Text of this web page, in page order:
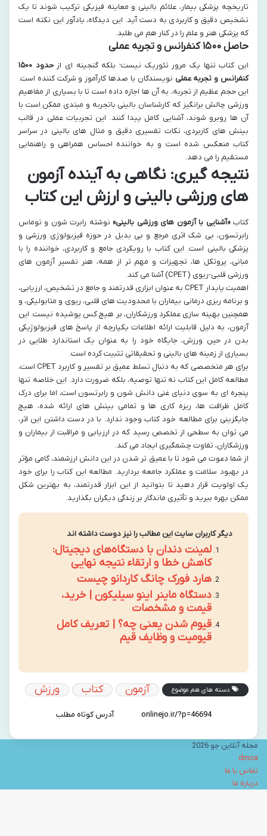
تاریخچه پزشکی بیمار، علائم بالینی و معاینه فیزیکی ترکیب شوند تا یک
تشخیص دقیق و کاربردی به دست آید. این دیدگاه، یادآور این نکته است
که پزشکی هنر و علم را در کنار هم می طلبد.
حاصل ۱۵۰۰ کنفرانس و تجربه عملی
این کتاب تنها یک مرور تئوریک نیست؛ بلکه گنجینه ای از
حدود ۱۵۰۰
کنفرانس و تجربه عملی نویسندگان با صدها کارآموز و شرکت کننده است.
این حجم عظیم از تجربه، به آن ها اجازه داده است تا با بسیاری از مفاهیم
ورزشی چالش برانگیز که کارشناسان بالینی باتجربه و مبتدی ممکن است با
آن ها روبرو شوند، آشنایی کامل پیدا کنند. این تجربیات عملی در قالب
بینش های کاربردی، نکات تفسیری دقیق و مثال های بالینی در سراسر
کتاب منعکس شده است و به خواننده احساس همراهی و راهنمایی
مستقیم را می دهد.
نتیجه گیری: نگاهی به آینده آزمون
های ورزشی بالینی و ارزش این کتاب
کتاب«آشنایی با آزمون های ورزشی بالینی» نوشته رابرت شون و توماس
رابرتسون، بی شک اثری مرجع و بی بدیل در حوزه فیزیولوژی ورزشی و
پزشکی بالینی است. این کتاب با رویکردی جامع و کاربردی، خواننده را با
مبانی، پروتکل ها، تجهیزات و مهم تر از همه، هنر تفسیر آزمون های
ورزشی قلبی-ریوی (CPET) آشنا می کند.
اهمیت پایدار CPET به عنوان ابزاری قدرتمند و جامع در تشخیص، ارزیابی،
و برنامه ریزی درمانی بیماران با محدودیت های قلبی، ریوی و متابولیکی، و
همچنین بهینه سازی عملکرد ورزشکاران، بر هیچ کس پوشیده نیست. این
آزمون، به دلیل قابلیت ارائه اطلاعات یکپارچه از پاسخ های فیزیولوژیکی
بدن در حین ورزش، جایگاه خود را به عنوان یک استاندارد طلایی در
بسیاری از زمینه های بالینی و تحقیقاتی تثبیت کرده است.
برای هر متخصصی که به دنبال تسلط عمیق بر تفسیر و کاربرد CPET است،
مطالعه کامل این کتاب نه تنها توصیه، بلکه ضرورت دارد. این خلاصه تنها
پنجره ای به سوی دنیای غنی دانش شون و رابرتسون است، اما برای درک
کامل ظرافت ها، ریزه کاری ها و تمامی بینش های ارائه شده، هیچ
جایگزینی برای مطالعه خود کتاب وجود ندارد. با در دست داشتن این اثر،
می توان به سطحی از تخصص رسید که در ارزیابی و مراقبت از بیماران و
ورزشکاران، تفاوت چشمگیری ایجاد می کند.
از شما دعوت می شود تا با عمیق تر شدن در این دانش ارزشمند، گامی مؤثر
در بهبود سلامت و عملکرد جامعه بردارید. مطالعه این کتاب را برای خود
یک اولویت قرار دهید تا بتوانید از این ابزار قدرتمند، به بهترین شکل
ممکن بهره ببرید و تأثیری ماندگار بر زندگی دیگران بگذارید.
دیگر کاربران سایت این مطالب را نیز دوست داشته اند
لمینت دندان با دستگاه‌های دیجیتال:
کاهش خطا و ارتقاء نتیجه نهایی
هارد فورک چانگ کاردانو چیست
دستگاه ماینر اینو سیلیکون | خرید،
قیمت و مشخصات
قیوم شدن یعنی چه؟ | تعریف کامل
قیومیت و وظایف قیم
دسته های هم موضوع آزمون کتاب ورزش
آدرس کوتاه مطلب
مجله آنلاین جو 2026
dmca
تماس با ما
درباره ما